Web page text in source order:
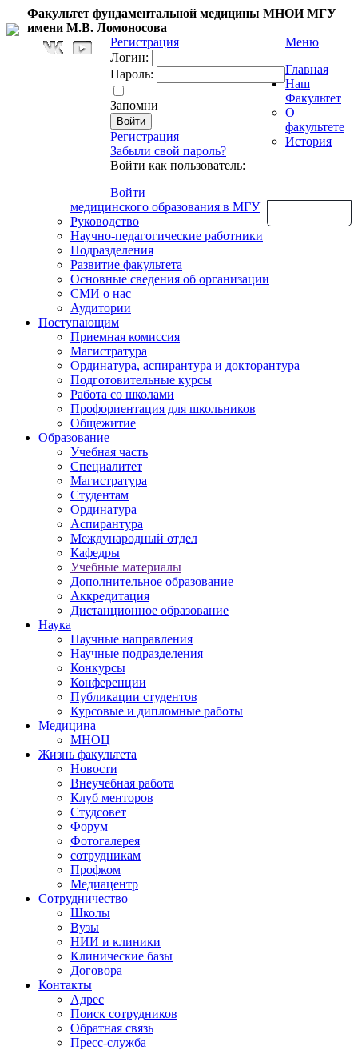
Факультет фундаментальной медицины МНОИ МГУ
имени М.В. Ломоносова
Регистрация
Логин:
Пароль:
Запомни
Регистрация
Забыли свой пароль?
Войти как пользователь:
Войти
Меню
Главная
Наш
Факультет
О
факультете
История
медицинского образования в МГУ
Руководство
Научно-педагогические работники
Подразделения
Развитие факультета
Основные сведения об организации
СМИ о нас
Аудитории
Поступающим
Приемная комиссия
Магистратура
Ординатура, аспирантура и докторантура
Подготовительные курсы
Работа со школами
Профориентация для школьников
Общежитие
Образование
Учебная часть
Специалитет
Магистратура
Студентам
Ординатура
Аспирантура
Международный отдел
Кафедры
Учебные материалы
Дополнительное образование
Аккредитация
Дистанционное образование
Наука
Научные направления
Научные подразделения
Конкурсы
Конференции
Публикации студентов
Курсовые и дипломные работы
Медицина
МНОЦ
Жизнь факультета
Новости
Внеучебная работа
Клуб менторов
Студсовет
Форум
Фотогалерея
сотрудникам
Профком
Медиацентр
Сотрудничество
Школы
Вузы
НИИ и клиники
Клинические базы
Договора
Контакты
Адрес
Поиск сотрудников
Обратная связь
Пресс-служба